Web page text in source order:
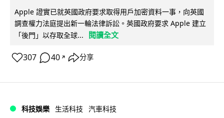
Apple 證實已就英國政府要求取得用戶加密資料一事，向英國
調查權力法庭提出新一輪法律訴訟。英國政府要求 Apple 建立
「後門」以存取全球...
閱讀全文
307 40 ↗ 分享
科技娛樂 生活科技 汽車科技